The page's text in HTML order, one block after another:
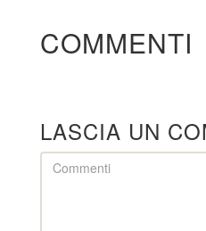
COMMENTI
LASCIA UN
Comment